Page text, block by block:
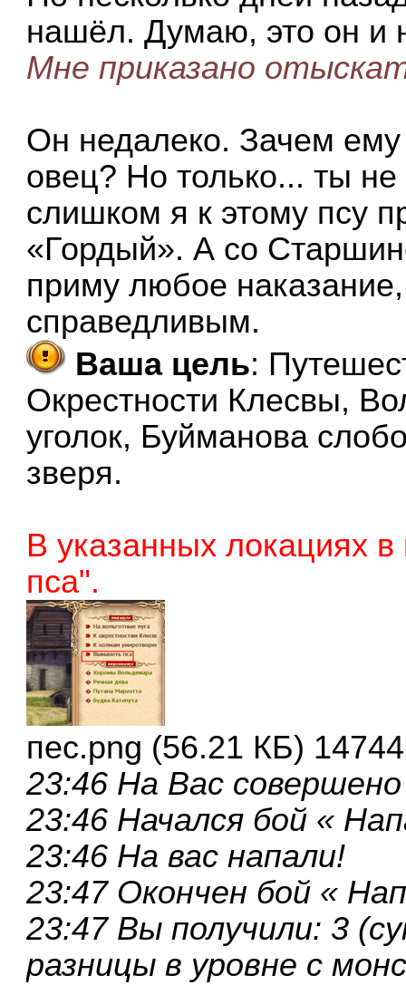
нашёл. Думаю, это он и
Мне приказано
Он недалеко. Зачем
овец? Но только... ты
слишком я к этому псу
«Гордый». А со
приму любое наказание,
справедливым.
Ваша цель:
Окрестности Клесвы,
уголок, Буйманова
зверя.
В указанных локациях
пса".
пес.png (56.21 КБ)
23:46 На Вас
23:46 Начался бой «
23:46 На вас напали!
23:47 Окончен бой «
23:47 Вы получили: 3
разницы в уровне с